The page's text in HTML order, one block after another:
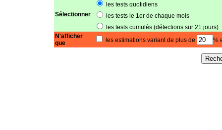
Sélectionner
les tests quotidiens
les tests le 1er de chaque mois
les tests cumulés (détections sur 21 jours)
N'afficher
que
les estimations variant de plus de %